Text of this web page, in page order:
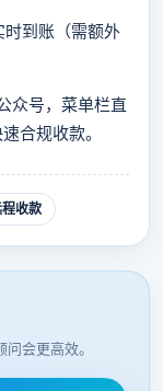
到账（需额外
号，菜单栏直
合规收款。
收款
会更高效。